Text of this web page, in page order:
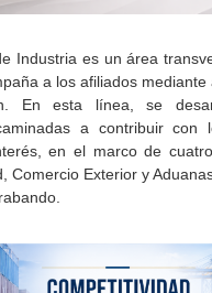
Industria es un área
a los afiliados
En esta línea, se
a contribuir con
en el marco de
Comercio Exterior y